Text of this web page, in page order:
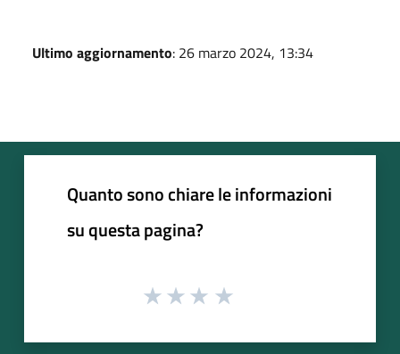
Ultimo aggiornamento: 26 marzo 2024, 13:34
Quanto sono chiare le informazioni
su questa pagina?